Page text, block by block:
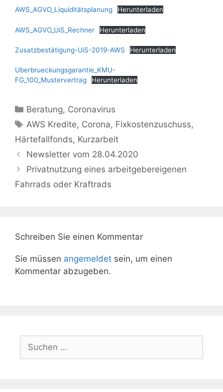
AWS_AGVO_Liquiditätsplanung Herunterladen
AWS_AGVO_UiS_Rechner Herunterladen
Zusatzbestätigung-UiS-2019-AWS Herunterladen
Uberbrueckungsgarantie_KMU-
FG_100_Mustervertrag
Herunterladen
Kategorien
Beratung, Coronavirus
Schlagwörter
AWS Kredite, Corona, Fixkostenzuschuss,
Härtefallfonds, Kurzarbeit
Newsletter vom 28.04.2020
Privatnutzung eines arbeitgebereigenen
Fahrrads oder Kraftrads
Schreiben Sie einen Kommentar
Sie müssen angemeldet sein, um einen
Kommentar abzugeben.
nach: